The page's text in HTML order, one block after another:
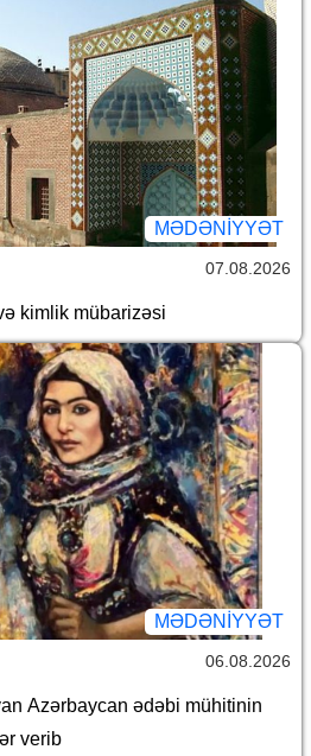
MƏDƏNIYYƏT
07.08.2026
kimlik mübarizəsi
MƏDƏNIYYƏT
06.08.2026
Azərbaycan ədəbi mühitinin
verib